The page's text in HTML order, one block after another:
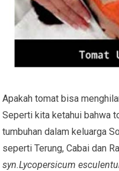
Apakah tomat bisa
Seperti kita ketahui bahwa
tumbuhan dalam keluarga
seperti Terung, Cabai dan
syn.Lycopersicum